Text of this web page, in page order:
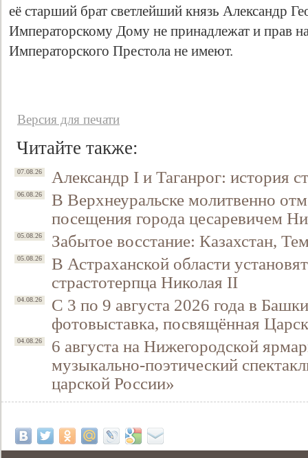
её старший брат светлейший князь Александр
Императорскому Дому не принадлежат и прав
Императорского Престола не имеют.
Версия для печати
Читайте также:
07.08.26 Александр I и Таганрог: история
06.08.26
В Верхнеуральске молитвенно
посещения города цесаревичем
05.08.26 Забытое восстание: Казахстан,
05.08.26
В Астраханской области
страстотерпца Николая II
04.08.26
С 3 по 9 августа 2026 года в
фотовыставка, посвящённая
04.08.26
6 августа на Нижегородской
музыкально-поэтический
царской России»
Свидетельство